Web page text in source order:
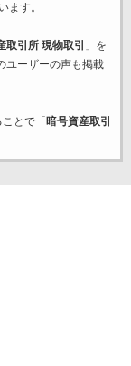
ます。
取引所 現物取引
」を
ユーザーの声も掲載
とで「 暗号資産取引